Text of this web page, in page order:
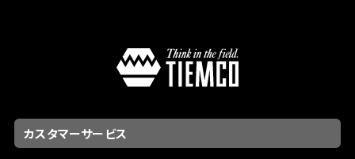
カスタマーサービス